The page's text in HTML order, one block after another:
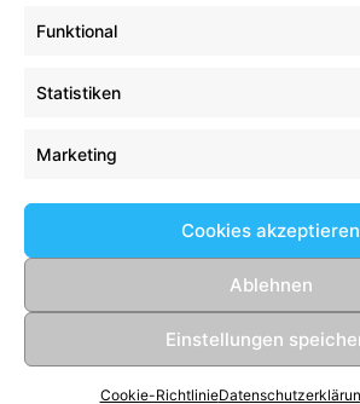
Funktional
Statistiken
Marketing
Cookies akzeptieren
Ablehnen
Einstellungen
Cookie-Richtlinie
Kommentare
Aufgalopp mit neuen Gesichtern:
beendet seine Karriere: Ein paar
2008er setzen
beeindruckende Erfolgsserie fort
© 2026 TSV Trittau Fußball• Erstellt